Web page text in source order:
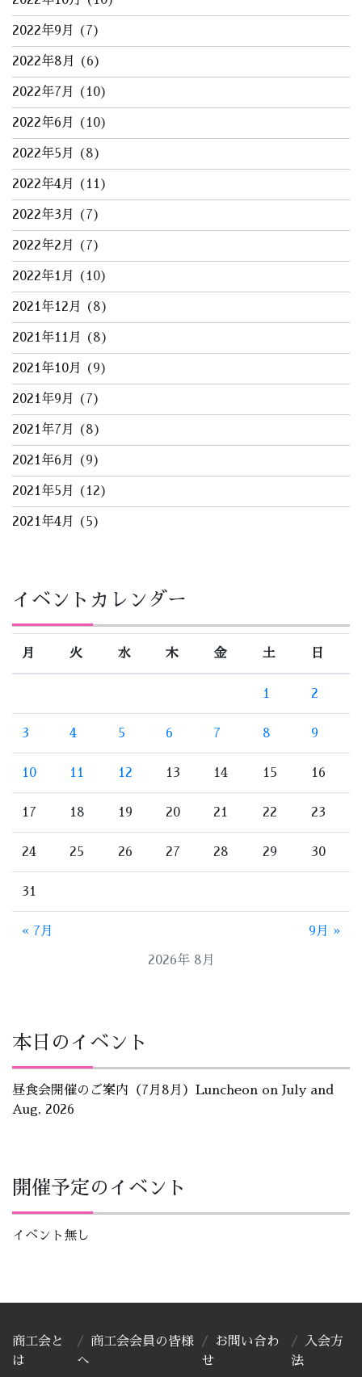
2022年9月 (7)
2022年8月 (6)
2022年7月 (10)
2022年6月 (10)
2022年5月 (8)
2022年4月 (11)
2022年3月 (7)
2022年2月 (7)
2022年1月 (10)
2021年12月 (8)
2021年11月 (8)
2021年10月 (9)
2021年9月 (7)
2021年7月 (8)
2021年6月 (9)
2021年5月 (12)
2021年4月 (5)
イベントカレンダー
2026年 8月
月 火 水 木 金 土 日
1 2
3 4 5 6 7 8 9
10 11 12 13 14 15 16
17 18 19 20 21 22 23
24 25 26 27 28 29 30
31
« 7月 9月 »
本日のイベント
昼食会開催のご案内（7月8月）Luncheon on July and
Aug, 2026
開催予定のイベント
イベント無し
商工会と
は
商工会会員の皆様
へ
お問い合わ
せ
入会方
法